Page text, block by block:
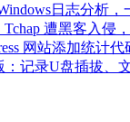
日志分析，
遭黑客入侵
网站添加统计
：记录U盘插拔、